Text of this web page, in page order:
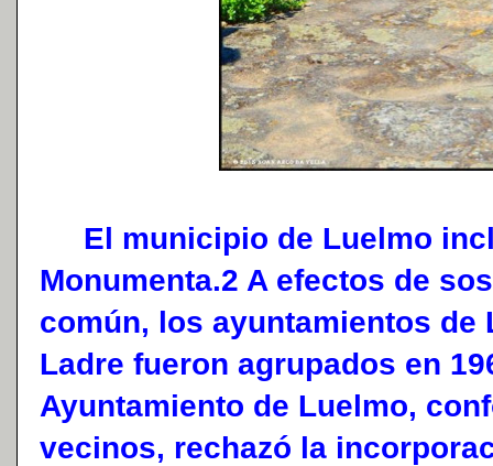
El municipio de Luelmo
Monumenta.2 A efectos de
común, los ayuntamientos de
Ladre fueron agrupados en
Ayuntamiento de Luelmo,
vecinos, rechazó la